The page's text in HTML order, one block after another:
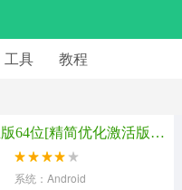
工具 教程
GHOST Win11专业版64位[精简优化激活版] v2026
系统：Android